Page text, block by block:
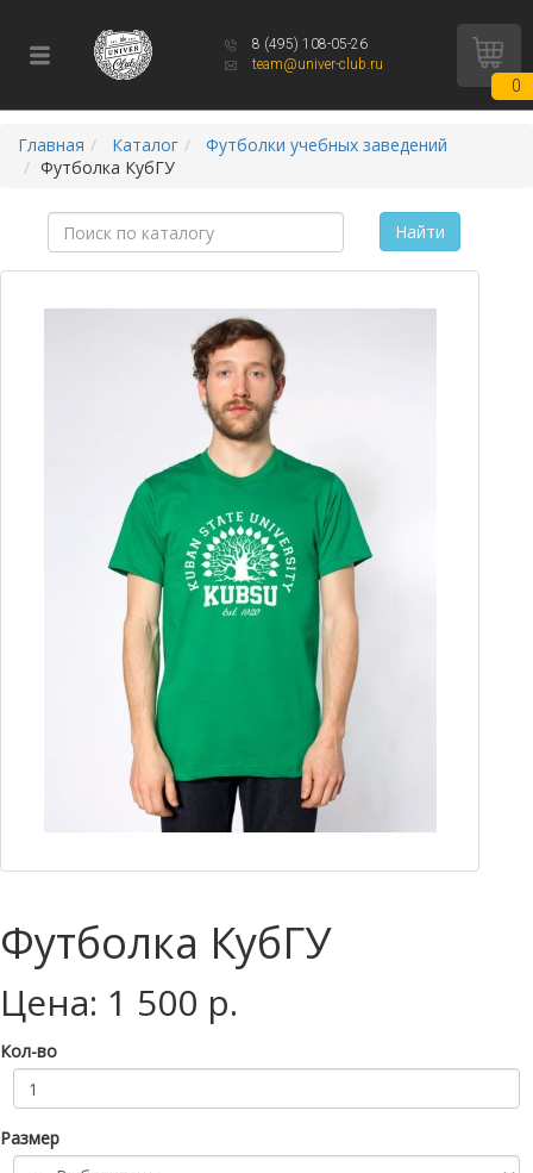
8 (495) 108-05-26
team@univer-club.ru
0
Главная Каталог
Футболки учебных заведений
Футболка КубГУ
Найти
Футболка КубГУ
Цена: 1 500 р.
Кол-во
Размер